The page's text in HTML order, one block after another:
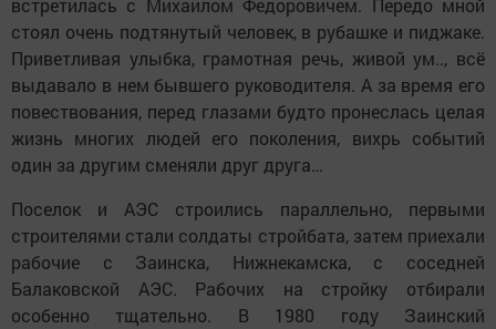
встретилась с Михаилом Федоровичем. Передо мной
стоял очень подтянутый человек, в рубашке и пиджаке.
Приветливая улыбка, грамотная речь, живой ум.., всё
выдавало в нем бывшего руководителя. А за время его
повествования, перед глазами будто пронеслась целая
жизнь многих людей его поколения, вихрь событий
один за другим сменяли друг друга…
Поселок и АЭС строились параллельно, первыми
строителями стали солдаты стройбата, затем приехали
рабочие с Заинска, Нижнекамска, с соседней
Балаковской АЭС. Рабочих на стройку отбирали
особенно тщательно. В 1980 году Заинский